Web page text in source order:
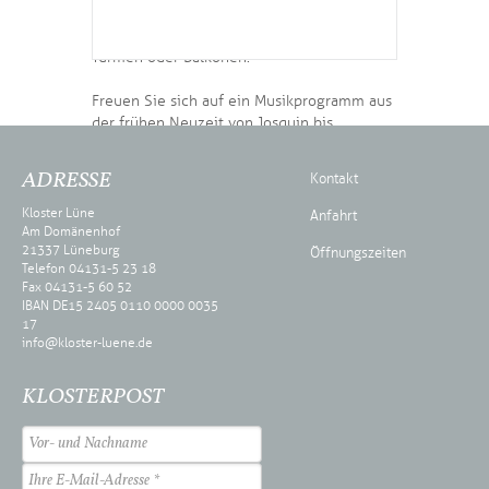
Türmen oder Balkonen.
Freuen Sie sich auf ein Musikprogramm aus
der frühen Neuzeit von Josquin bis
Die Kirche ist ab 18.00 h geöffnet.
Bitte denken Sie an Ihre Maske! Evtl.
Änderungen der Hygieneregeln geben
wir kurzfristig bekannt.
ADRESSE
Kloster Lüne
Am Domänenhof
21337 Lüneburg
Telefon 04131-5 23 18
Fax 04131-5 60 52
IBAN DE15 2405 0110 0000 0035
17
info@kloster-luene.de
Kontakt
Anfahrt
Öffnungszeiten
KLOSTERPOST